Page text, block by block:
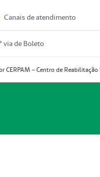
Canais de atendimento
via de Boleto